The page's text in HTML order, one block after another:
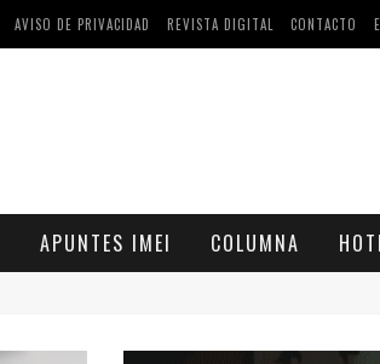
CONTACTO
REVISTA DIGITAL
AVISO DE PRIVACIDAD
APUNTES IMEI COLUMNA